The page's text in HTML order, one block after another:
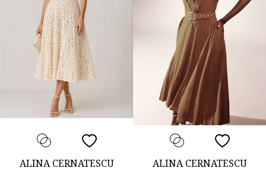
ALINA CERNATESCU ALINA CERNATESCU